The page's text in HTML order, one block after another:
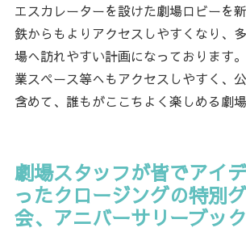
エスカレーターを設けた劇場ロビーを
鉄からもよりアクセスしやすくなり、
場へ訪れやすい計画になっております
業スペース等へもアクセスしやすく、
含めて、誰もがここちよく楽しめる劇場
劇場スタッフが皆でアイ
ったクロージングの特別
会、アニバーサリーブッ